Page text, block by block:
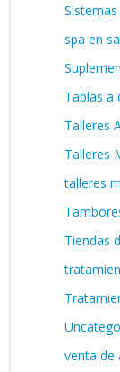
spa en
Tablas a
Talleres
Talleres
talleres
Tiendas
venta de